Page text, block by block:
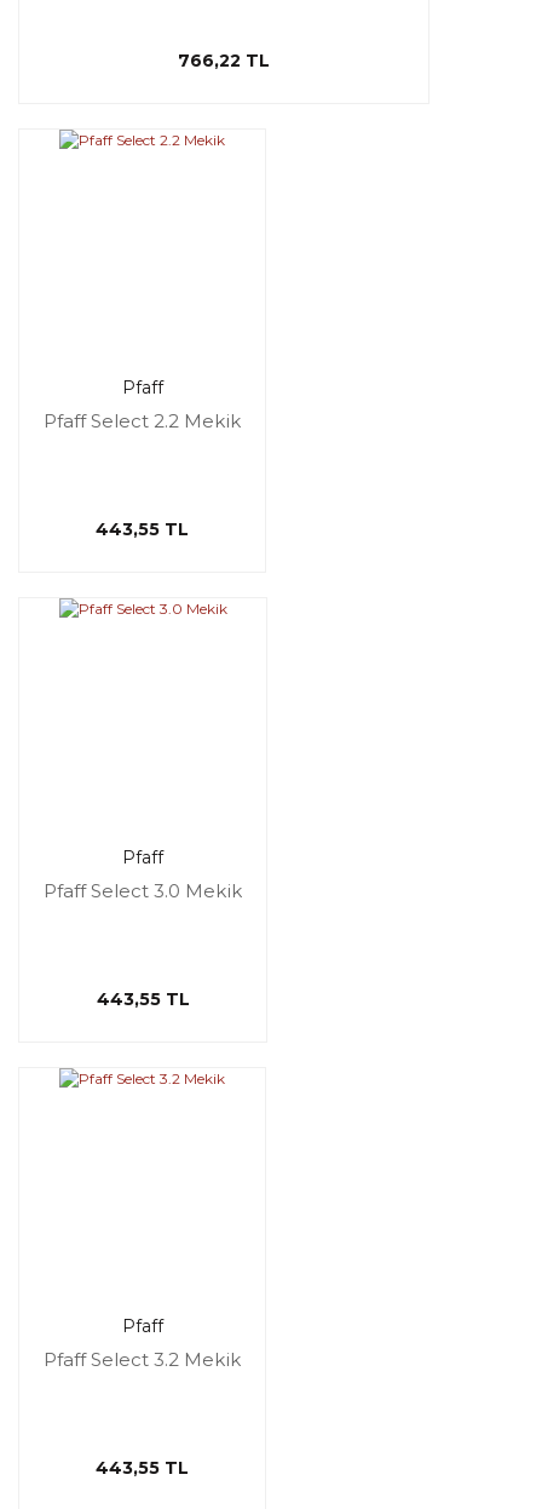
766,22 TL
Pfaff
Pfaff Select 2.2 Mekik
443,55 TL
Pfaff
Pfaff Select 3.0 Mekik
443,55 TL
Pfaff
Pfaff Select 3.2 Mekik
443,55 TL